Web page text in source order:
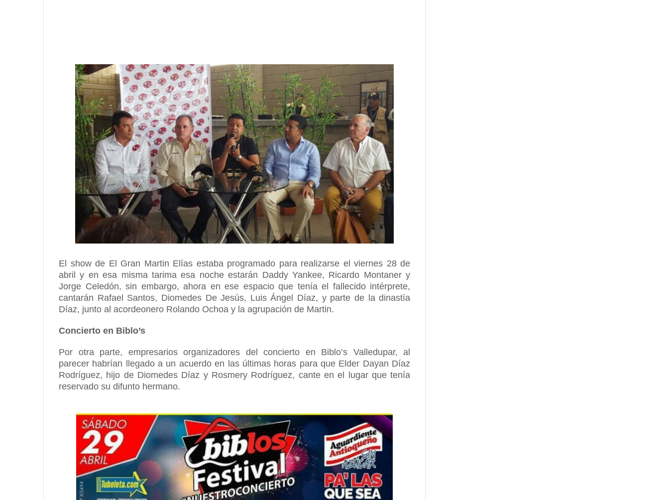
El show de El Gran Martin Elías estaba programado para realizarse el viernes 28 de
abril y en esa misma tarima esa noche estarán Daddy Yankee, Ricardo Montaner y
Jorge Celedón, sin embargo, ahora en ese espacio que tenía el fallecido intérprete,
cantarán Rafael Santos, Diomedes De Jesús, Luis Ángel Díaz, y parte de la dinastía
Díaz, junto al acordeonero Rolando Ochoa y la agrupación de Martin.
Concierto en Biblo’s
Por otra parte, empresarios organizadores del concierto en Biblo’s Valledupar, al
parecer habrían llegado a un acuerdo en las últimas horas para que Elder Dayan Díaz
Rodríguez, hijo de Diomedes Díaz y Rosmery Rodríguez, cante en el lugar que tenía
reservado su difunto hermano.